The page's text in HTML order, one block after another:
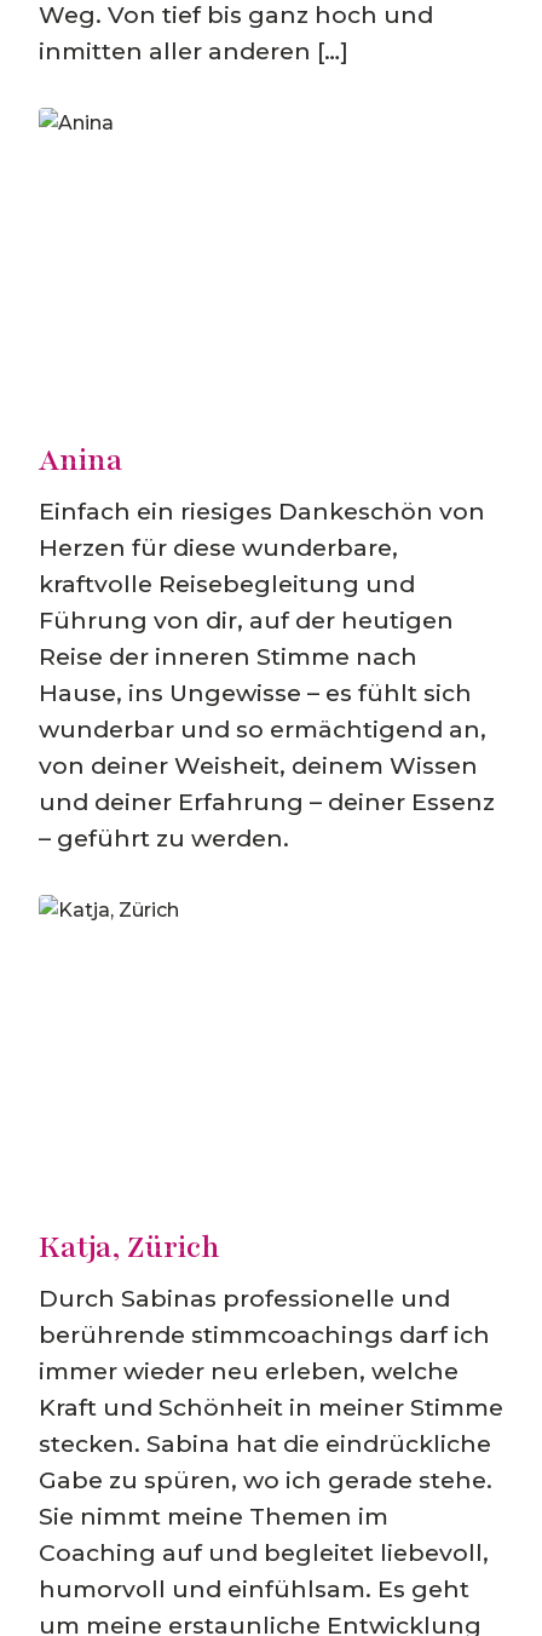
Weg. Von tief bis ganz hoch und
inmitten aller anderen […]
Anina
Einfach ein riesiges Dankeschön von
Herzen für diese wunderbare,
kraftvolle Reisebegleitung und
Führung von dir, auf der heutigen
Reise der inneren Stimme nach
Hause, ins Ungewisse – es fühlt sich
wunderbar und so ermächtigend an,
von deiner Weisheit, deinem Wissen
und deiner Erfahrung – deiner Essenz
– geführt zu werden.
Katja, Zürich
Durch Sabinas professionelle und
berührende stimmcoachings darf ich
immer wieder neu erleben, welche
Kraft und Schönheit in meiner Stimme
stecken. Sabina hat die eindrückliche
Gabe zu spüren, wo ich gerade stehe.
Sie nimmt meine Themen im
Coaching auf und begleitet liebevoll,
humorvoll und einfühlsam. Es geht
um meine erstaunliche Entwicklung